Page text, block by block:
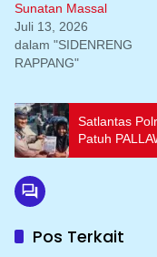
Sunatan Massal
Juli 13, 2026
dalam "SIDENRENG
RAPPANG"
Satlantas
Patuh
Brosur Ke
Pos Terkait